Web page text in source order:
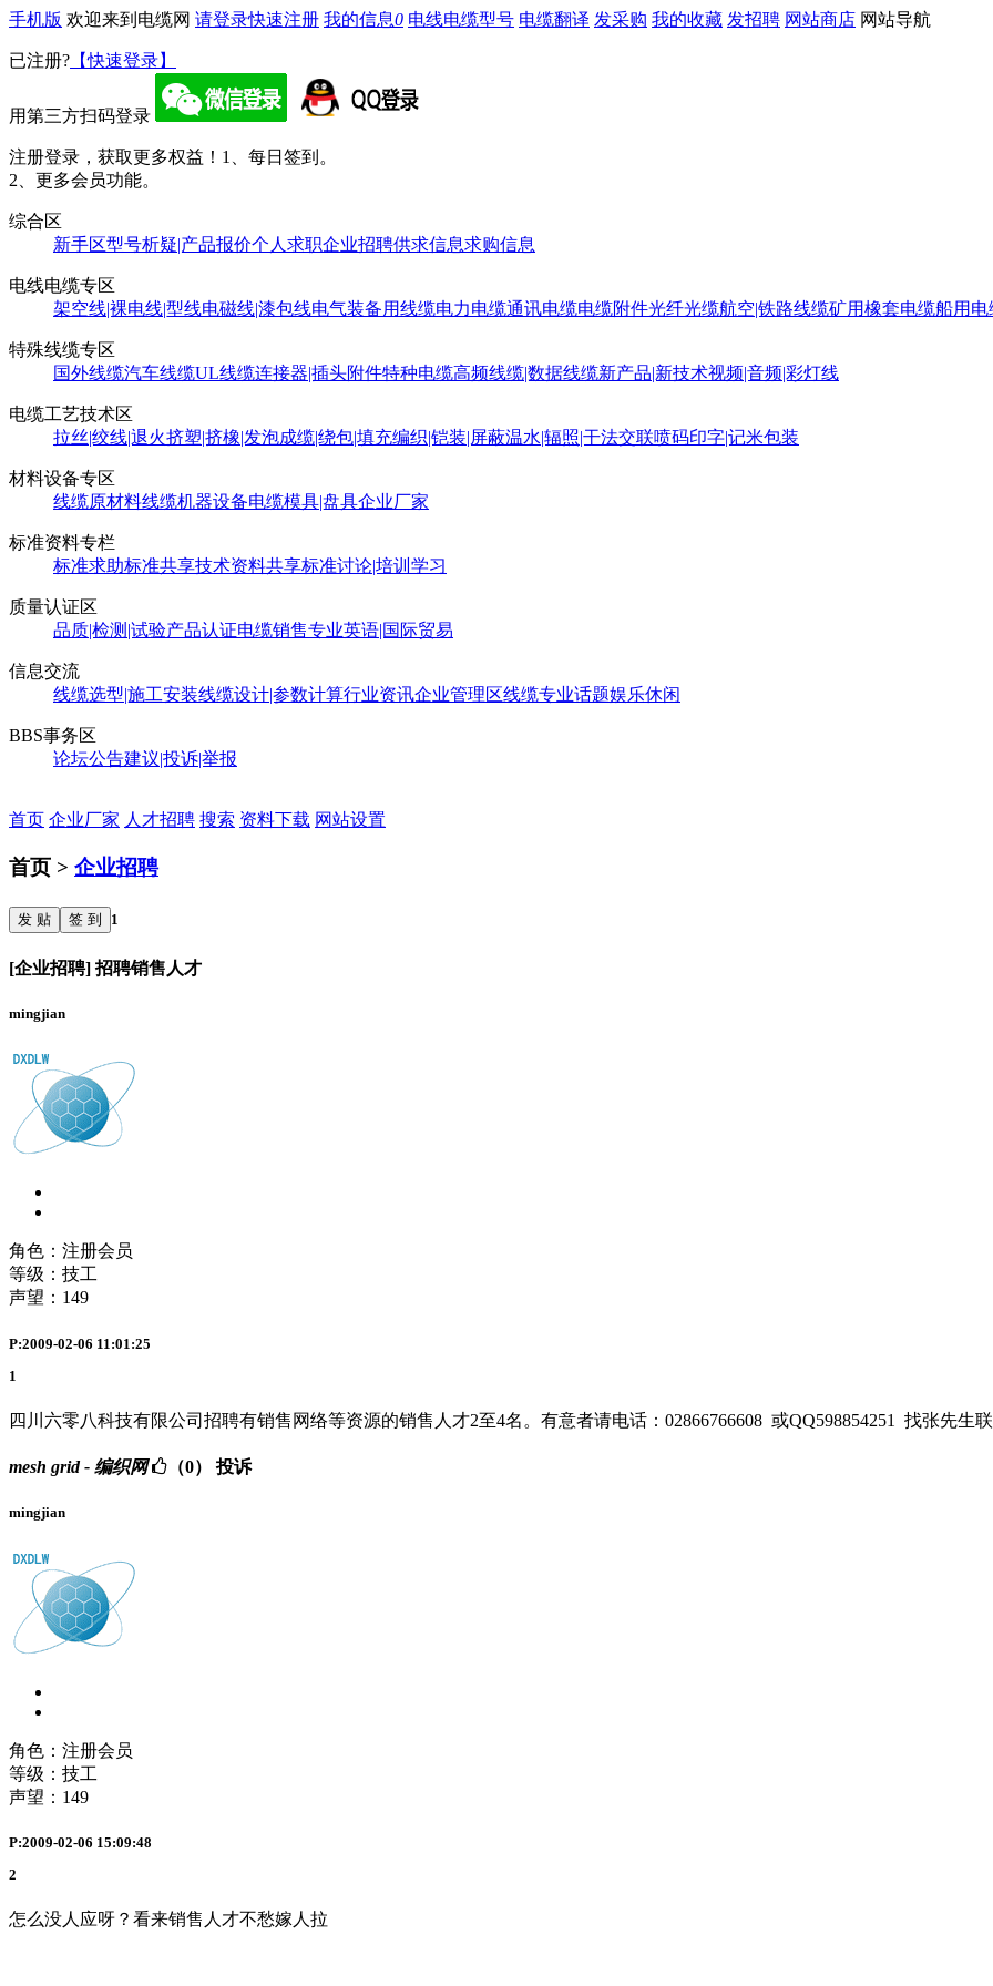
手机版 欢迎来到电缆网 请登录快速注册 我的信息0 电线电缆型号 电缆翻译 发采购 我的收藏 发招聘 网站商店 网站导航
已注册? 【快速登录】
用第三方扫码登录
注册登录，获取更多权益！ 1、每日签到。
2、更多会员功能。
综合区
新手区型号析疑|产品报价个人求职企业招聘供求信息求购信息
电线电缆专区
架空线|裸电线|型线电磁线|漆包线电气装备用线缆电力电缆通讯电缆电缆附件光纤光缆航空|铁路线缆矿用橡套电缆船用电
特殊线缆专区
国外线缆汽车线缆UL线缆连接器|插头附件特种电缆高频线缆|数据线缆新产品|新技术视频|音频|彩灯线
电缆工艺技术区
拉丝|绞线|退火挤塑|挤橡|发泡成缆|绕包|填充编织|铠装|屏蔽温水|辐照|干法交联喷码印字|记米包装
材料设备专区
线缆原材料线缆机器设备电缆模具|盘具企业厂家
标准资料专栏
标准求助标准共享技术资料共享标准讨论|培训学习
质量认证区
品质|检测|试验产品认证电缆销售专业英语|国际贸易
信息交流
线缆选型|施工安装线缆设计|参数计算行业资讯企业管理区线缆专业话题娱乐休闲
BBS事务区
论坛公告建议|投诉|举报
首页 企业厂家 人才招聘 搜索 资料下载 网站设置
首页 > 企业招聘
发 贴 签 到 1
[企业招聘] 招聘销售人才
mingjian
角色：注册会员
等级：技工
声望： 149
P:2009-02-06 11:01:25
1
四川六零八科技有限公司招聘有销售网络等资源的销售人才2至4名。有意者请电话：02866766608 或QQ598854251 找张先生
mesh grid - 编织网 （0） 投诉
mingjian
角色：注册会员
等级：技工
声望： 149
P:2009-02-06 15:09:48
2
怎么没人应呀？看来销售人才不愁嫁人拉